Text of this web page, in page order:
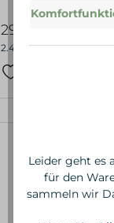
2.491,67 €* / 1 Liter
29,90 €*
Leider geht es
für den
sammeln wir